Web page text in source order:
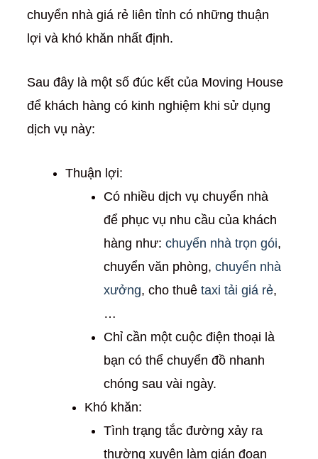
chuyển nhà giá rẻ liên tỉnh có những thuận
lợi và khó khăn nhất định.
Sau đây là một số đúc kết của Moving House
để khách hàng có kinh nghiệm khi sử dụng
dịch vụ này:
Thuận lợi:
Có nhiều dịch vụ chuyển nhà
để phục vụ nhu cầu của khách
hàng như: chuyển nhà trọn gói,
chuyển văn phòng, chuyển nhà
xưởng, cho thuê taxi tải giá rẻ,
…
Chỉ cần một cuộc điện thoại là
bạn có thể chuyển đồ nhanh
chóng sau vài ngày.
Khó khăn:
Tình trạng tắc đường xảy ra
thường xuyên làm gián đoạn